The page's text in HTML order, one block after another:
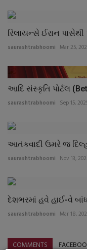
રિલાયન્સે ઈરાન
saurashtrabhoomi Mar 25,
આદિ સંસ્કૃતિ પોર્ટલ
saurashtrabhoomi Sep 15,
આતંકવાદી ઉમરે જ
saurashtrabhoomi Nov 13,
દેશભરમાં હવે હાઈ-વે
saurashtrabhoomi Mar 18,
COMMENTS